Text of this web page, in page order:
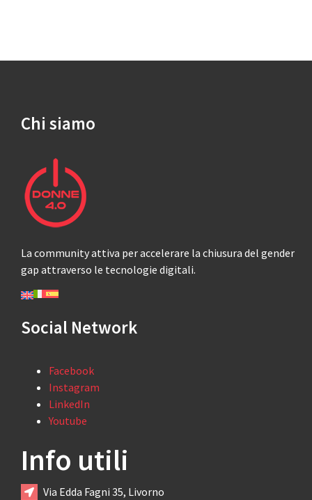
Chi siamo
La community attiva per accelerare la chiusura del gender
gap attraverso le tecnologie digitali.
Social Network
Facebook
Instagram
LinkedIn
Youtube
Info utili
Via Edda Fagni 35, Livorno